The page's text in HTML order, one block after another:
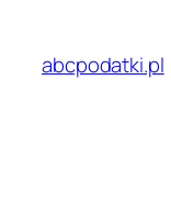
treściabcpodatki.pl